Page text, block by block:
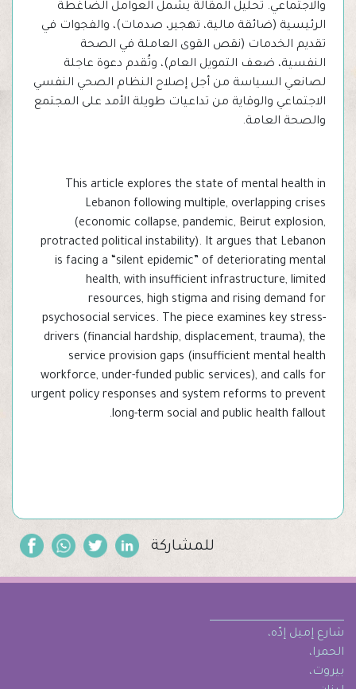
والاجتماعي. تحليل المقالة يشمل العوامل الضاغطة
الرئيسية (ضائقة مالية، تهجير، صدمات)، والفجوات في
تقديم الخدمات (نقص القوى العاملة في الصحة
النفسية، ضعف التمويل العام)، وتُقدم دعوة عاجلة
لصانعي السياسة من أجل إصلاح النظام الصحي النفسي
الاجتماعي والوقاية من تداعيات طويلة الأمد على المجتمع
والصحة العامة.
This article explores the state of mental health in
Lebanon following multiple, overlapping crises
(economic collapse, pandemic, Beirut explosion,
protracted political instability). It argues that Lebanon
is facing a “silent epidemic” of deteriorating mental
health, with insufficient infrastructure, limited
resources, high stigma and rising demand for
psychosocial services. The piece examines key stress-
drivers (financial hardship, displacement, trauma), the
service provision gaps (insufficient mental health
workforce, under-funded public services), and calls for
urgent policy responses and system reforms to prevent
long-term social and public health fallout.
للمشاركة
شارع إميل إدّه،
الحمرا،
بيروت،